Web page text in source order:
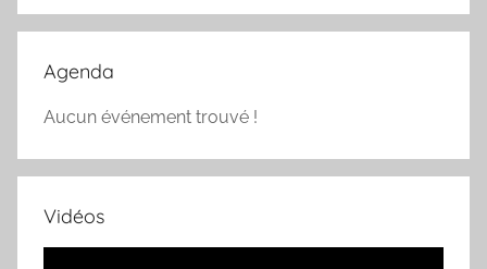
:
Agenda
Aucun événement trouvé !
Vidéos